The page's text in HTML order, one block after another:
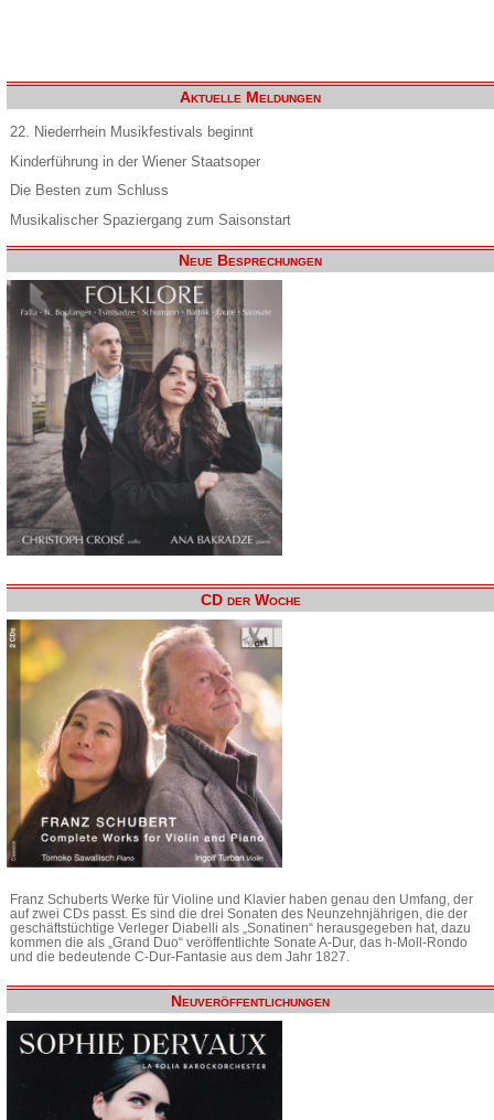
Aktuelle Meldungen
22. Niederrhein Musikfestivals beginnt
Kinderführung in der Wiener Staatsoper
Die Besten zum Schluss
Musikalischer Spaziergang zum Saisonstart
Neue Besprechungen
CD der Woche
Franz Schuberts Werke für Violine und Klavier haben genau den Umfang, der
auf zwei CDs passt. Es sind die drei Sonaten des Neunzehnjährigen, die der
geschäftstüchtige Verleger Diabelli als „Sonatinen“ herausgegeben hat, dazu
kommen die als „Grand Duo“ veröffentlichte Sonate A-Dur, das h-Moll-Rondo
und die bedeutende C-Dur-Fantasie aus dem Jahr 1827.
Neuveröffentlichungen